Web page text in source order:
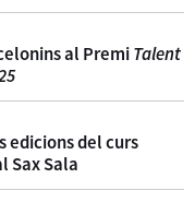
al PremiTalent
edicions del curs
Sax Sala